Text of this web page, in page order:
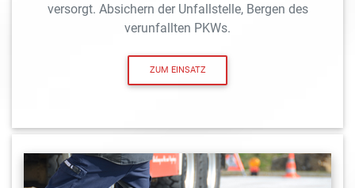
versorgt. Absichern der Unfallstelle, Bergen des
verunfallten PKWs.
ZUM EINSATZ